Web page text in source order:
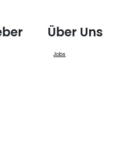
Über Uns
Jobs